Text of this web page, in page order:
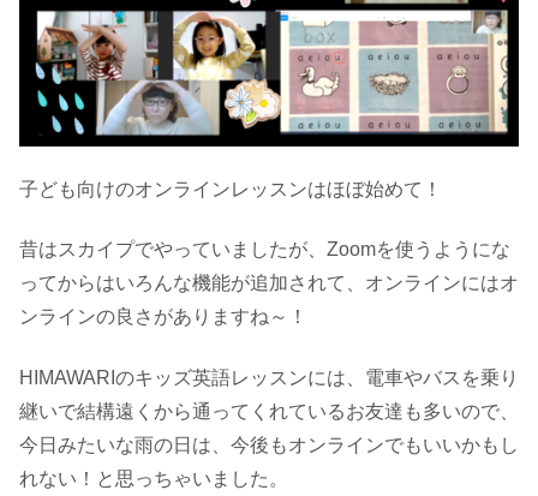
子ども向けのオンラインレッスンはほぼ始めて！
昔はスカイプでやっていましたが、Zoomを使うようにな
ってからはいろんな機能が追加されて、オンラインにはオ
ンラインの良さがありますね～！
HIMAWARIのキッズ英語レッスンには、電車やバスを乗り
継いで結構遠くから通ってくれているお友達も多いので、
今日みたいな雨の日は、今後もオンラインでもいいかもし
れない！と思っちゃいました。